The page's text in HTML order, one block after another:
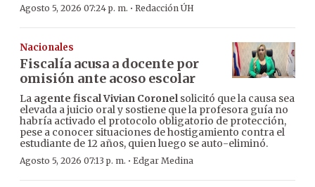
Agosto 5, 2026 07:24 p. m. · Redacción ÚH
Nacionales
Fiscalía acusa a docente por
omisión ante acoso escolar
La agente fiscal Vivian Coronelsolicitó que la causa sea
elevada a juicio oral y sostiene que la profesora guía no
habría activado el protocolo obligatorio de protección,
pese a conocer situaciones de hostigamiento contra el
estudiante de 12 años, quien luego se auto-eliminó.
Agosto 5, 2026 07:13 p. m. · Edgar Medina